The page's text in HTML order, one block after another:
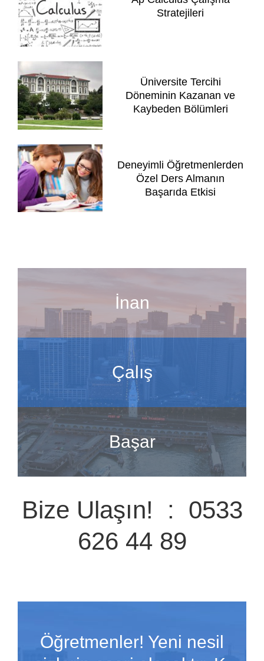
Stratejileri
Üniversite Tercihi
Döneminin Kazanan ve
Kaybeden Bölümleri
Deneyimli Öğretmenlerden
Özel Ders Almanın
Başarıda Etkisi
İnan
Çalış
Başar
Bize Ulaşın! : 0533
626 44 89
Öğretmenler! Yeni nesil